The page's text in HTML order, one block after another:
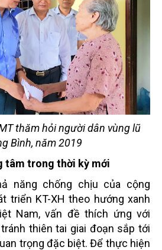
thăm hỏi người dân vùng lũ
Bình, năm 2019
tâm trong thời kỳ mới
năng chống chịu của cộng
triển KT-XH theo hướng xanh
Nam, vấn đề thích ứng với
thiên tai giai đoạn sắp tới
trọng đặc biệt. Để thực hiện